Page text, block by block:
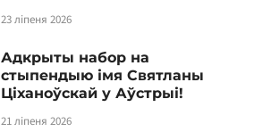
23 ліпеня 2026
Адкрыты набор на
стыпендыю імя Святланы
Ціханоўскай у Аўстрыі!
21 ліпеня 2026